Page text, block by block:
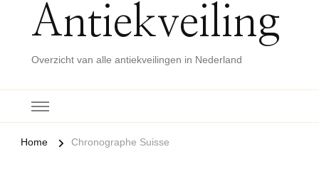
Antiekveiling
Overzicht van alle antiekveilingen in Nederland
Home Chronographe Suisse